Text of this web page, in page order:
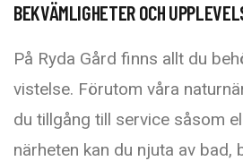
BEKVÄMLIGHETER OCH
På Ryda Gård finns allt du
vistelse. Förutom våra
du tillgång till service såsom
närheten kan du njuta av bad,